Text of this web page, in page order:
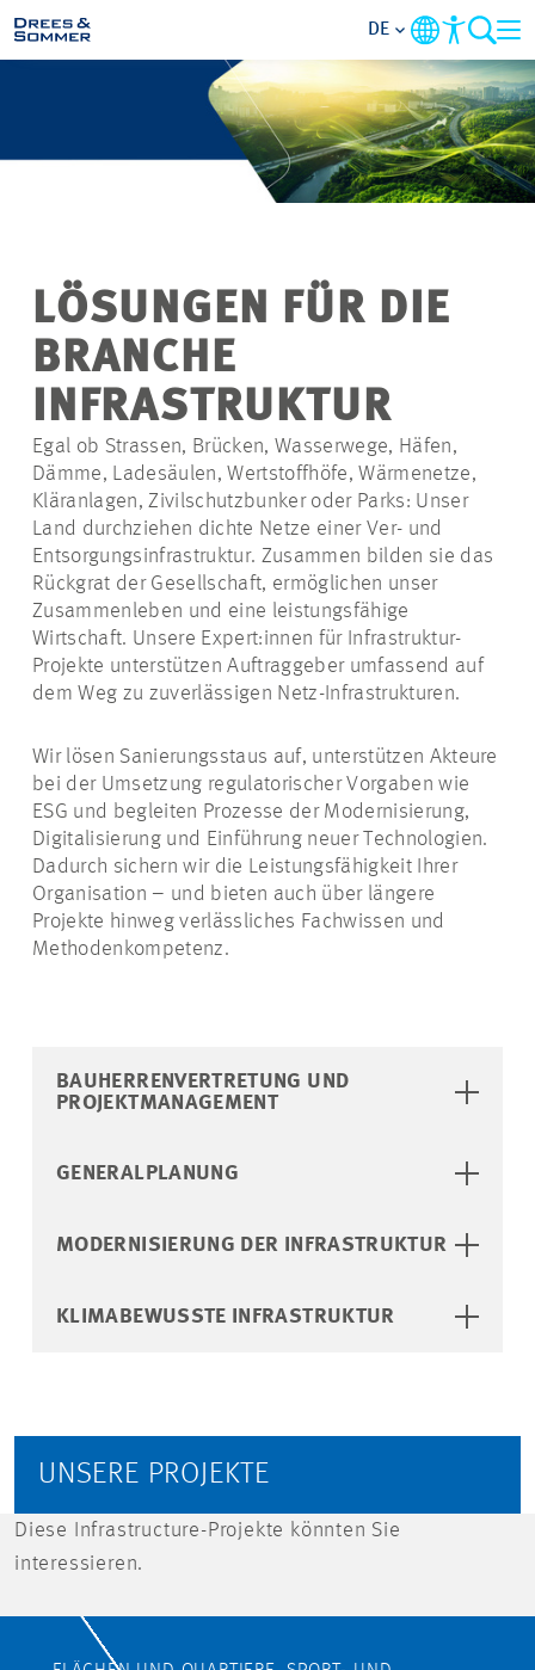
BRANCHEN
LEISTUNGEN
IM FOKUS
KONTAKT
KARRIERE
PROJEKTE
DE
LÖSUNGEN FÜR DIE
BRANCHE
INFRASTRUKTUR
Egal ob Strassen, Brücken, Wasserwege, Häfen,
Dämme, Ladesäulen, Wertstoffhöfe, Wärmenetze,
Kläranlagen, Zivilschutzbunker oder Parks: Unser
Land durchziehen dichte Netze einer Ver- und
Entsorgungsinfrastruktur. Zusammen bilden sie das
Rückgrat der Gesellschaft, ermöglichen unser
Zusammenleben und eine leistungsfähige
Wirtschaft. Unsere Expert:innen für Infrastruktur-
Projekte unterstützen Auftraggeber umfassend auf
dem Weg zu zuverlässigen Netz-Infrastrukturen.
Wir lösen Sanierungsstaus auf, unterstützen Akteure
bei der Umsetzung regulatorischer Vorgaben wie
ESG und begleiten Prozesse der Modernisierung,
Digitalisierung und Einführung neuer Technologien.
Dadurch sichern wir die Leistungsfähigkeit Ihrer
Organisation – und bieten auch über längere
Projekte hinweg verlässliches Fachwissen und
Methodenkompetenz.
BAUHERRENVERTRETUNG UND
PROJEKTMANAGEMENT
GENERALPLANUNG
MODERNISIERUNG DER INFRASTRUKTUR
KLIMABEWUSSTE INFRASTRUKTUR
UNSERE PROJEKTE
Diese Infrastructure-Projekte könnten Sie
interessieren.